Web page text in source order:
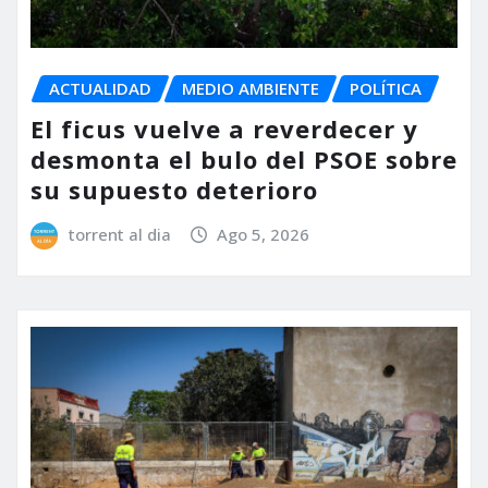
ACTUALIDAD MEDIO AMBIENTE POLÍTICA
El ficus vuelve a reverdecer y
desmonta el bulo del PSOE sobre
su supuesto deterioro
torrent al dia Ago 5, 2026